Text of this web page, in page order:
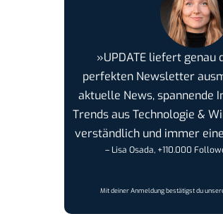
»UPDATE liefert genau
perfekten Newsletter
aktuelle News, spannende
Trends aus Technologie &
verständlich und immer
– Lisa Osada, +110.000
Mit deiner Anmeldung bestätigst du